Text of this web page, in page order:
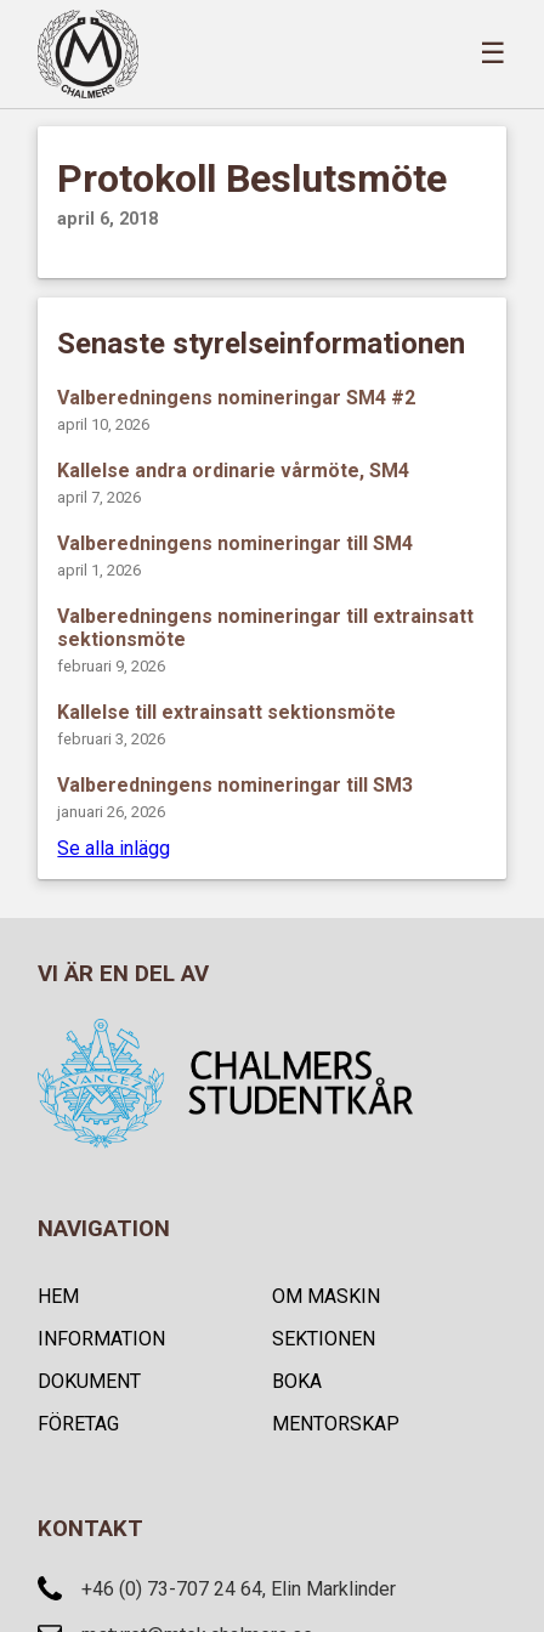
☰
Protokoll Beslutsmöte
april 6, 2018
Senaste styrelseinformationen
Valberedningens nomineringar SM4 #2
april 10, 2026
Kallelse andra ordinarie vårmöte, SM4
april 7, 2026
Valberedningens nomineringar till SM4
april 1, 2026
Valberedningens nomineringar till extrainsatt
sektionsmöte
februari 9, 2026
Kallelse till extrainsatt sektionsmöte
februari 3, 2026
Valberedningens nomineringar till SM3
januari 26, 2026
Se alla inlägg
VI ÄR EN DEL AV
NAVIGATION
HEM
OM MASKIN
INFORMATION
SEKTIONEN
DOKUMENT
BOKA
FÖRETAG
MENTORSKAP
KONTAKT
+46 (0) 73-707 24 64, Elin Marklinder